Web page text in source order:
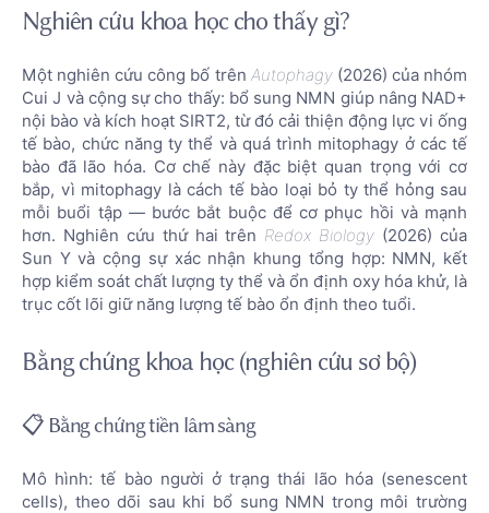
Nghiên cứu khoa học cho thấy gì?
Một nghiên cứu công bố trên Autophagy(2026) của nhóm
Cui J và cộng sự cho thấy: bổ sung NMN giúp nâng NAD+
nội bào và kích hoạt SIRT2, từ đó cải thiện động lực vi ống
tế bào, chức năng ty thể và quá trình mitophagy ở các tế
bào đã lão hóa. Cơ chế này đặc biệt quan trọng với cơ
bắp, vì mitophagy là cách tế bào loại bỏ ty thể hỏng sau
mỗi buổi tập — bước bắt buộc để cơ phục hồi và mạnh
hơn. Nghiên cứu thứ hai trên Redox Biology (2026) của
Sun Y và cộng sự xác nhận khung tổng hợp: NMN, kết
hợp kiểm soát chất lượng ty thể và ổn định oxy hóa khử, là
trục cốt lõi giữ năng lượng tế bào ổn định theo tuổi.
Bằng chứng khoa học (nghiên cứu sơ bộ)
📋 Bằng chứng tiền lâm sàng
Mô hình: tế bào người ở trạng thái lão hóa (senescent
cells), theo dõi sau khi bổ sung NMN trong môi trường